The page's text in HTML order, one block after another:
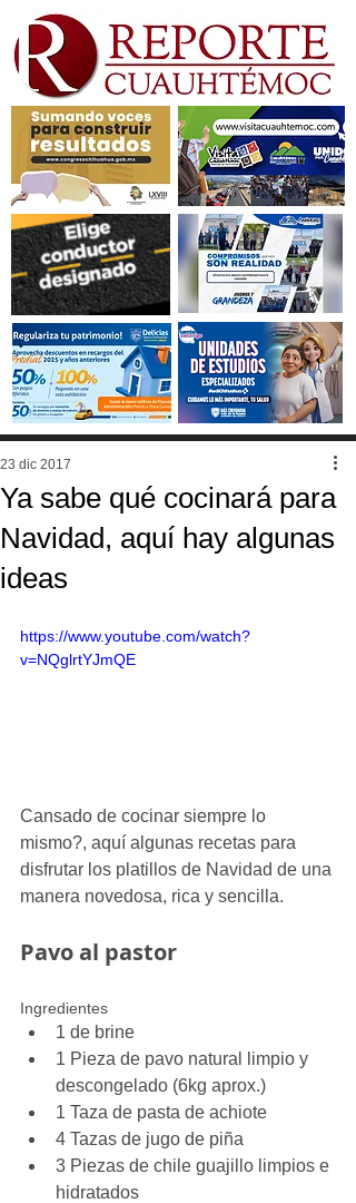
Ya sabe qué cocinará para
Navidad, aquí hay algunas
ideas
23 dic 2017
https://www.youtube.com/watch?
v=NQglrtYJmQE
Cansado de cocinar siempre lo
mismo?, aquí algunas recetas para
disfrutar los platillos de Navidad de una
manera novedosa, rica y sencilla.
Pavo al pastor
Ingredientes
1 de brine
1 Pieza de pavo natural limpio y
descongelado (6kg aprox.)
1 Taza de pasta de achiote
4 Tazas de jugo de piña
3 Piezas de chile guajillo limpios e
hidratados